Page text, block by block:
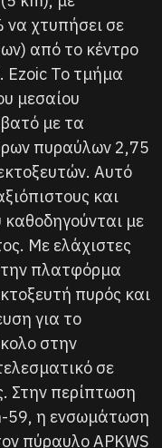
χτυπήσει σε
από το κέντρο
Ezoic Το τμήμα
μεσαίου
με τα
πυραύλων 2,75
Αυτό
και
με
Με ελάχιστες
πλατφόρμα
πυρός και
για το
στην
σε
Στην περίπτωση
59, η ενσωμάτωση
πύραυλο APKWS